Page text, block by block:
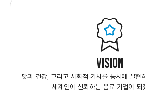
VISION
맛과 건강, 그리고 사회적 가치를 동시에 실현
세계인이 신뢰하는 음료 기업이 되